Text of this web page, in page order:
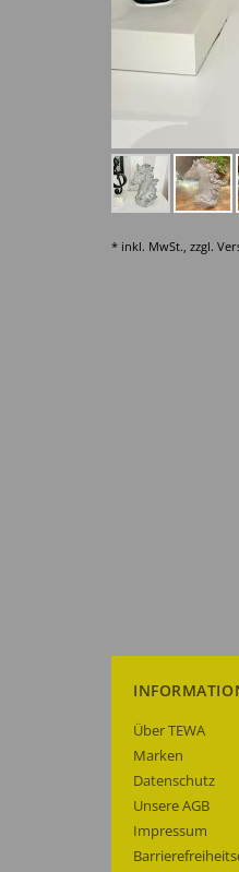
* inkl. MwSt., zzgl.
Über TEWA
Marken
Datenschutz
Unsere AGB
Impressum